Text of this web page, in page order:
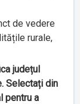
de vedere
rurale,
județul
Selectați din
pentru a